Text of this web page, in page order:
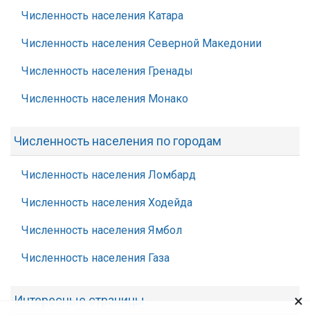
Численность населения Катара
Численность населения Северной Македонии
Численность населения Гренады
Численность населения Монако
Численность населения по городам
Численность населения Ломбард
Численность населения Ходейда
Численность населения Ямбол
Численность населения Газа
Интересные страницы ×